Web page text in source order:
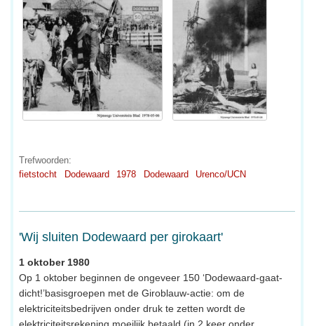
Trefwoorden:
fietstocht
Dodewaard 1978 Dodewaard Urenco/UCN
'Wij sluiten Dodewaard per girokaart'
1 oktober 1980
Op 1 oktober beginnen de ongeveer 150 ‘Dodewaard-gaat-
dicht!’basisgroepen met de Giroblauw-actie: om de
elektriciteitsbedrijven onder druk te zetten wordt de